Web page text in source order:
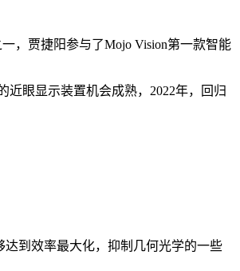
，贾捷阳参与了Mojo Vision第一款智能
眼显示装置机会成熟，2022年，回归
到效率最大化，抑制几何光学的一些